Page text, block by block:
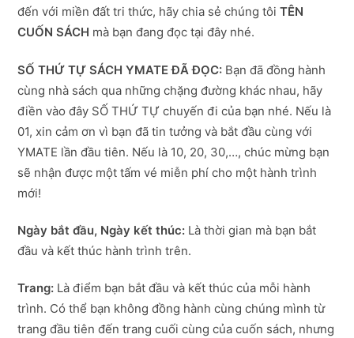
đến với miền đất tri thức, hãy chia sẻ chúng tôiTÊN
CUỐN SÁCH mà bạn đang đọc tại đây nhé.
SỐ THỨ TỰ SÁCH YMATE ĐÃ ĐỌC: Bạn đã đồng hành
cùng nhà sách qua những chặng đường khác nhau, hãy
điền vào đây SỐ THỨ TỰ chuyến đi của bạn nhé. Nếu là
01, xin cảm ơn vì bạn đã tin tưởng và bắt đầu cùng với
YMATE lần đầu tiên. Nếu là 10, 20, 30,…, chúc mừng bạn
sẽ nhận được một tấm vé miễn phí cho một hành trình
mới!
Ngày bắt đầu, Ngày kết thúc: Là thời gian mà bạn bắt
đầu và kết thúc hành trình trên.
Trang: Là điểm bạn bắt đầu và kết thúc của mỗi hành
trình. Có thể bạn không đồng hành cùng chúng mình từ
trang đầu tiên đến trang cuối cùng của cuốn sách, nhưng